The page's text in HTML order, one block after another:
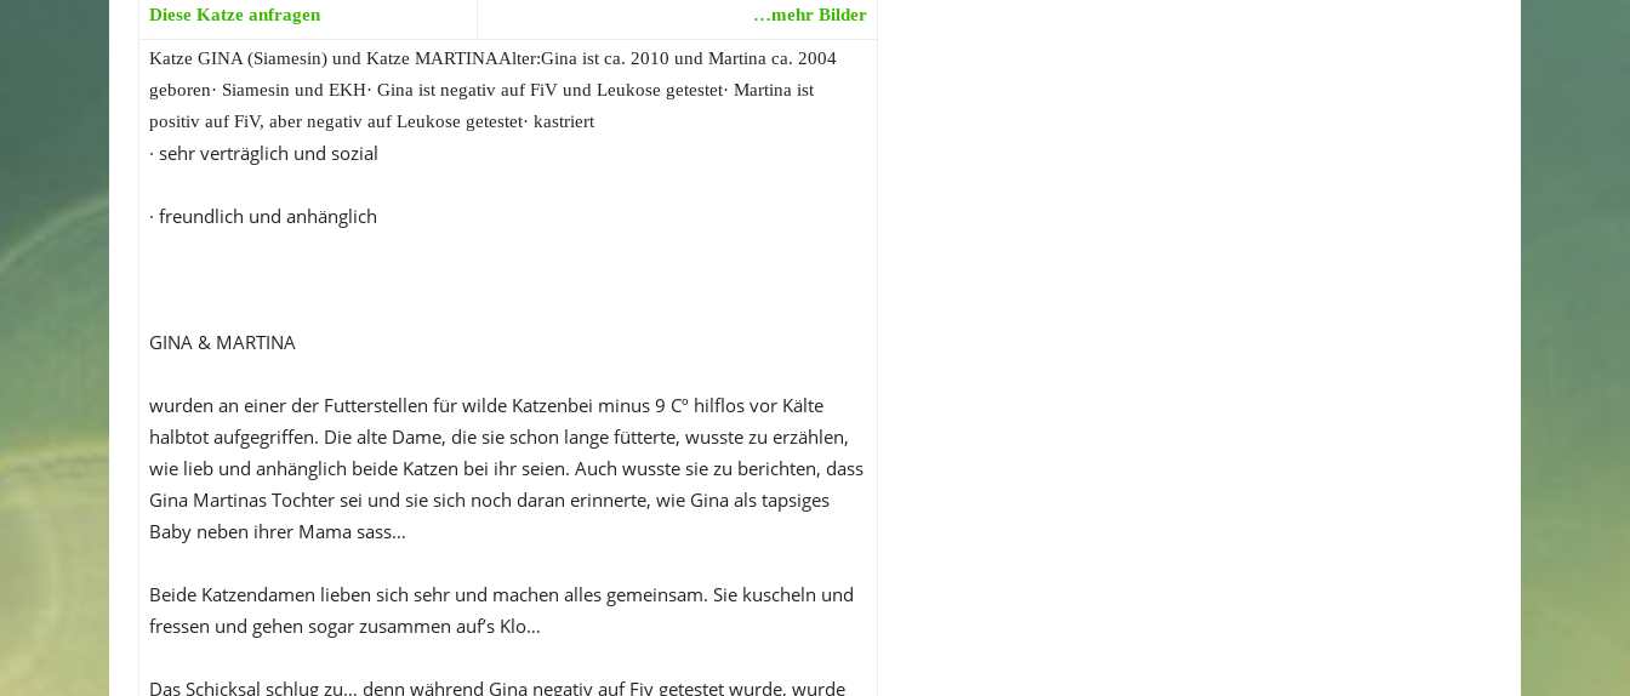
Diese Katze anfragen …mehr Bilder
Katze GINA (Siamesin) und Katze MARTINAAlter:Gina ist ca. 2010 und Martina ca. 2004
geboren· Siamesin und EKH· Gina ist negativ auf FiV und Leukose getestet· Martina ist
positiv auf FiV, aber negativ auf Leukose getestet· kastriert
· sehr verträglich und sozial
· freundlich und anhänglich
GINA & MARTINA
wurden an einer der Futterstellen für wilde Katzenbei minus 9 Cº hilflos vor Kälte
halbtot aufgegriffen. Die alte Dame, die sie schon lange fütterte, wusste zu erzählen,
wie lieb und anhänglich beide Katzen bei ihr seien. Auch wusste sie zu berichten, dass
Gina Martinas Tochter sei und sie sich noch daran erinnerte, wie Gina als tapsiges
Baby neben ihrer Mama sass…
Beide Katzendamen lieben sich sehr und machen alles gemeinsam. Sie kuscheln und
fressen und gehen sogar zusammen auf’s Klo…
Das Schicksal schlug zu… denn während Gina negativ auf Fiv getestet wurde, wurde